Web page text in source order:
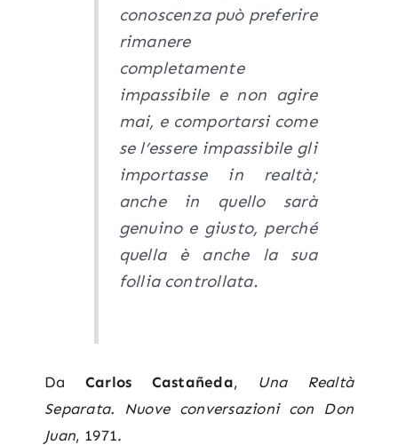
conoscenza può preferire
rimanere
completamente
impassibile e non agire
mai, e comportarsi come
se l’essere impassibile gli
importasse in realtà;
anche in quello sarà
genuino e giusto, perché
quella è anche la sua
follia controllata.
Da Carlos Castañeda, Una Realtà
Separata. Nuove conversazioni con Don
Juan, 1971.